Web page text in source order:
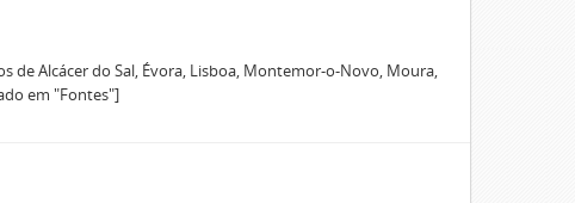
de Alcácer do Sal, Évora, Lisboa, Montemor-o-Novo, Moura,
em "Fontes"]